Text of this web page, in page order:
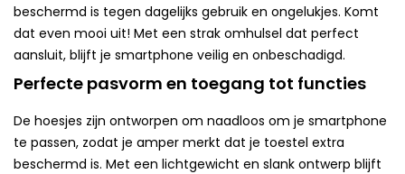
beschermd is tegen dagelijks gebruik en ongelukjes. Komt
dat even mooi uit! Met een strak omhulsel dat perfect
aansluit, blijft je smartphone veilig en onbeschadigd.
Perfecte pasvorm en toegang tot functies
De hoesjes zijn ontworpen om naadloos om je smartphone
te passen, zodat je amper merkt dat je toestel extra
beschermd is. Met een lichtgewicht en slank ontwerp blijft